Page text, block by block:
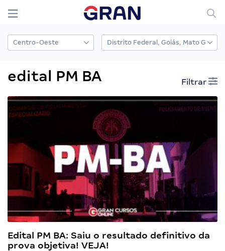
edital PM BA Filtrar
Edital PM BA: Saiu o resultado definitivo da
prova objetiva! VEJA!